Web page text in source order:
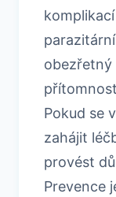
obezřetný
Pokud se
zahájit
provést
Prevence